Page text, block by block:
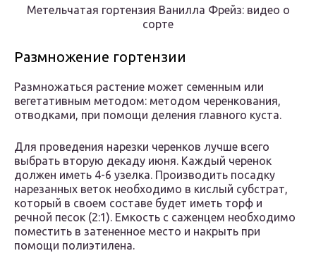
Метельчатая гортензия Ванилла Фрейз: видео о
сорте
Размножение гортензии
Размножаться растение может семенным или
вегетативным методом: методом черенкования,
отводками, при помощи деления главного куста.
Для проведения нарезки черенков лучше всего
выбрать вторую декаду июня. Каждый черенок
должен иметь 4-6 узелка. Производить посадку
нарезанных веток необходимо в кислый субстрат,
который в своем составе будет иметь торф и
речной песок (2:1). Емкость с саженцем необходимо
поместить в затененное место и накрыть при
помощи полиэтилена.